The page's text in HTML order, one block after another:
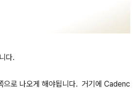
다.
으로 나오게 해야됩니다. 거기에 Cadenc